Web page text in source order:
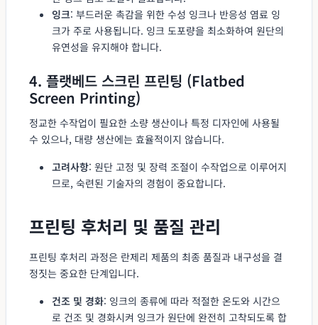
잉크: 부드러운 촉감을 위한 수성 잉크나 반응성 염료 잉
크가 주로 사용됩니다. 잉크 도포량을 최소화하여 원단의
유연성을 유지해야 합니다.
4. 플랫베드 스크린 프린팅 (Flatbed
Screen Printing)
정교한 수작업이 필요한 소량 생산이나 특정 디자인에 사용될
수 있으나, 대량 생산에는 효율적이지 않습니다.
고려사항: 원단 고정 및 장력 조절이 수작업으로 이루어지
므로, 숙련된 기술자의 경험이 중요합니다.
프린팅 후처리 및 품질 관리
프린팅 후처리 과정은 란제리 제품의 최종 품질과 내구성을 결
정짓는 중요한 단계입니다.
건조 및 경화: 잉크의 종류에 따라 적절한 온도와 시간으
로 건조 및 경화시켜 잉크가 원단에 완전히 고착되도록 합